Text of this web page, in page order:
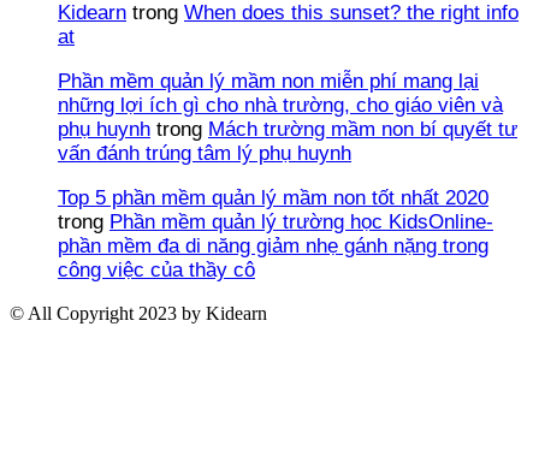
Kidearn trong When does this sunset? the right info
at
Phần mềm quản lý mầm non miễn phí mang lại
những lợi ích gì cho nhà trường, cho giáo viên và
phụ huynh trong Mách trường mầm non bí quyết tư
vấn đánh trúng tâm lý phụ huynh
Top 5 phần mềm quản lý mầm non tốt nhất 2020
trong Phần mềm quản lý trường học KidsOnline-
phần mềm đa di năng giảm nhẹ gánh nặng trong
công việc của thầy cô
© All Copyright 2023 by Kidearn